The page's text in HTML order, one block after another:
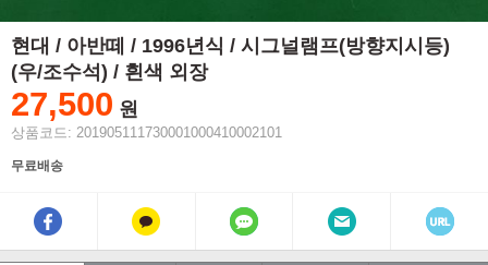
현대 / 아반떼 / 1996년식 / 시그널램프(방향지시등)
(우/조수석) / 흰색 외장
27,500 원
상품코드: 201905111730001000410002101
무료배송